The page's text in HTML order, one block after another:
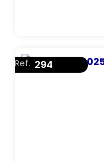
Ref. 294